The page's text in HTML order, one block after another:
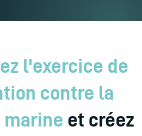
l'exercice de
contre la
et créez